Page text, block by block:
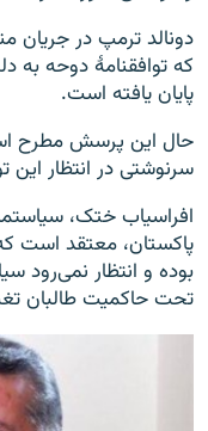
دونالد ترمپ در جریان
که توافقنامۀ دوحه به
پایان یافته است.
حال این پرسش مطرح
سرنوشتی در انتظار این
افراسیاب ختک،
پاکستان، معتقد است که
بوده و انتظار نمی‌رود
تحت حاکمیت طالبان